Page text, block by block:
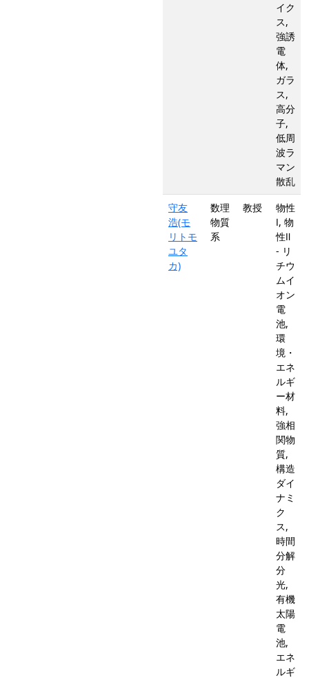
イク
ス,
強誘
電
体,
ガラ
ス,
高分
子,
低周
波ラ
マン
散乱
守友
浩(モ
リトモ
ユタ
カ)
数理
物質
系
教授
物性
Ⅰ, 物
性Ⅱ
- リ
チウ
ムイ
オン
電
池,
環
境・
エネ
ルギ
ー材
料,
強相
関物
質,
構造
ダイ
ナミ
ク
ス,
時間
分解
分
光,
有機
太陽
電
池,
エネ
ルギ